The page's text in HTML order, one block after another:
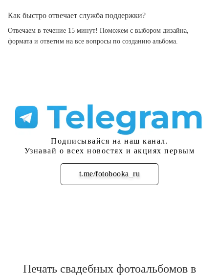
Как быстро отвечает служба поддержки?
Отвечаем в течение 15 минут! Поможем с выбором дизайна,
формата и ответим на все вопросы по созданию альбома.
Подписывайся на наш канал.
Узнавай о всех новостях и акциях первым
t.me/fotobooka_ru
Подписаться
Печать свадебных фотоальбомов в